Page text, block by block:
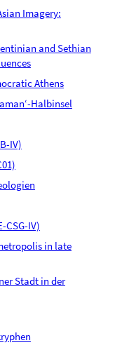
Imagery:
and Sethian
Athens
Halbinsel
IV)
CSG-IV)
in late
Stadt in der